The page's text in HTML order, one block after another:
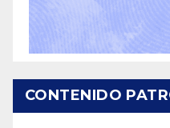
CONTENIDO